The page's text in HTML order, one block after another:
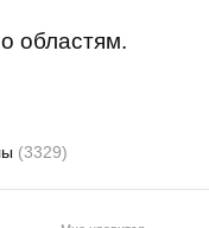
областям.
(3329)